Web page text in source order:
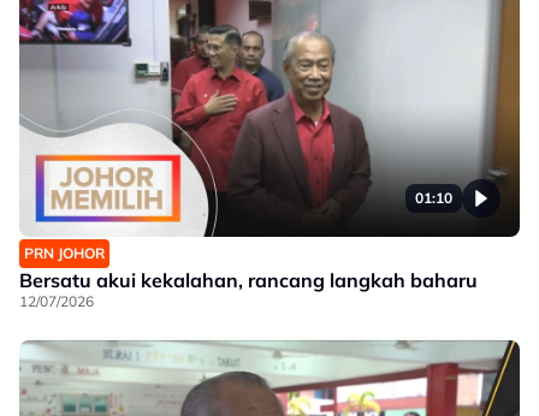
01:10
PRN JOHOR
Bersatu akui kekalahan, rancang langkah baharu
12/07/2026